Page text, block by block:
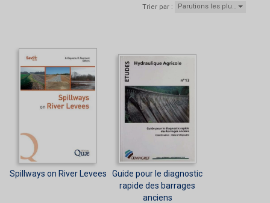
Trier par : Parutions les plu…
Spillways on River Levees
Guide pour le diagnostic
rapide des barrages
anciens